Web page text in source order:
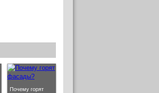
Почему горят